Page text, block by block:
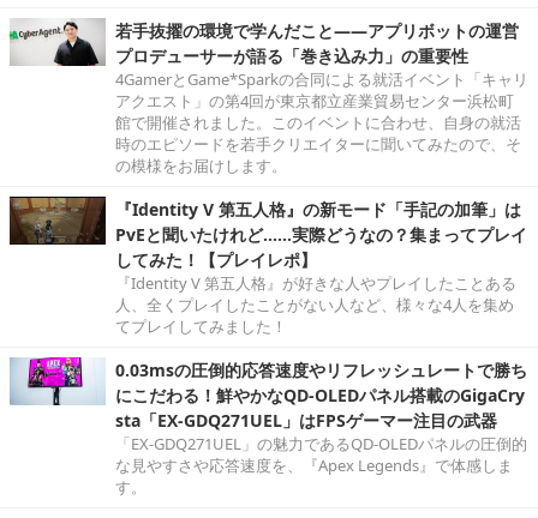
若手抜擢の環境で学んだこと――アプリボットの運営
プロデューサーが語る「巻き込み力」の重要性
4GamerとGame*Sparkの合同による就活イベント「キャリ
アクエスト」の第4回が東京都立産業貿易センター浜松町
館で開催されました。このイベントに合わせ、自身の就活
時のエピソードを若手クリエイターに聞いてみたので、そ
の模様をお届けします。
『Identity V 第五人格』の新モード「手記の加筆」は
PvEと聞いたけれど……実際どうなの？集まってプレイ
してみた！【プレイレポ】
『Identity V 第五人格』が好きな人やプレイしたことある
人、全くプレイしたことがない人など、様々な4人を集め
てプレイしてみました！
0.03msの圧倒的応答速度やリフレッシュレートで勝ち
にこだわる！鮮やかなQD-OLEDパネル搭載のGigaCry
sta「EX-GDQ271UEL」はFPSゲーマー注目の武器
「EX-GDQ271UEL」の魅力であるQD-OLEDパネルの圧倒的
な見やすさや応答速度を、『Apex Legends』で体感しま
す。